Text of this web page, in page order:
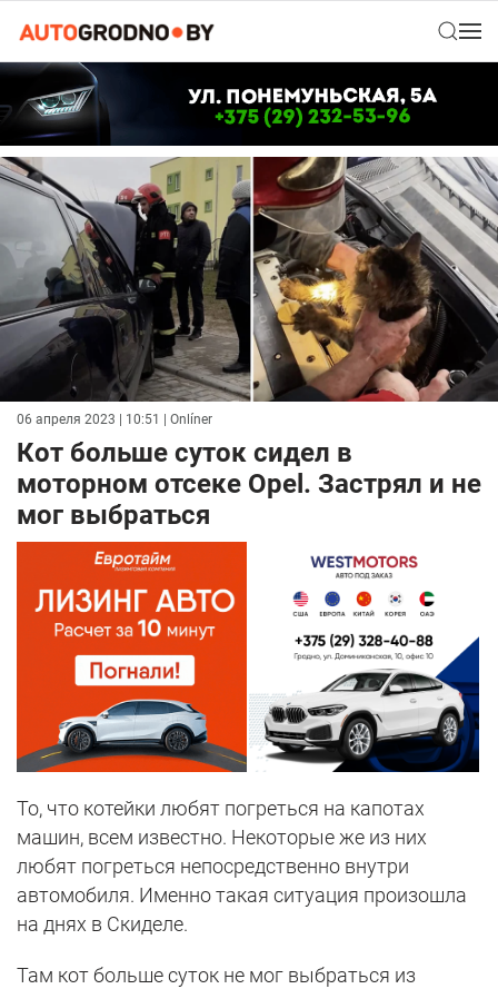
06 апреля 2023 | 10:51 | Onlíner
Кот больше суток сидел в
моторном отсеке Opel. Застрял и не
мог выбраться
То, что котейки любят погреться на капотах
машин, всем известно. Некоторые же из них
любят погреться непосредственно внутри
автомобиля. Именно такая ситуация произошла
на днях в Скиделе.
Там кот больше суток не мог выбраться из